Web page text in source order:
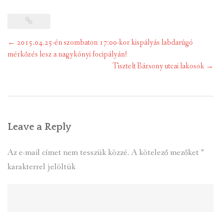
Post
navigation
← 2015.04.25-én szombaton 17:00-kor kispályás labdarúgó
mérkőzés lesz a nagykónyi focipályán!
Tisztelt Bársony utcai lakosok →
Leave a Reply
Az e-mail címet nem tesszük közzé. A kötelező mezőket *
karakterrel jelöltük